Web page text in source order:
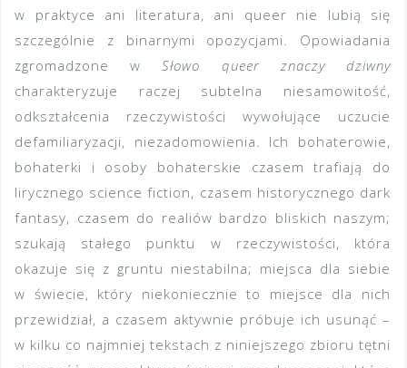
w praktyce ani literatura, ani queer nie lubią się
szczególnie z binarnymi opozycjami. Opowiadania
zgromadzone wSłowo queer znaczy dziwny
charakteryzuje raczej subtelna niesamowitość,
odkształcenia rzeczywistości wywołujące uczucie
defamiliaryzacji, niezadomowienia. Ich bohaterowie,
bohaterki i osoby bohaterskie czasem trafiają do
lirycznego science fiction, czasem historycznego dark
fantasy, czasem do realiów bardzo bliskich naszym;
szukają stałego punktu w rzeczywistości, która
okazuje się z gruntu niestabilna; miejsca dla siebie
w świecie, który niekoniecznie to miejsce dla nich
przewidział, a czasem aktywnie próbuje ich usunąć –
w kilku co najmniej tekstach z niniejszego zbioru tętni